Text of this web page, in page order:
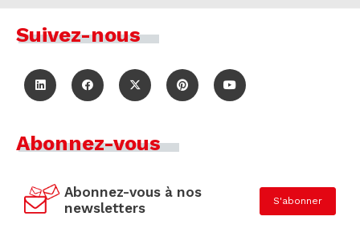
Suivez-nous
Abonnez-vous
Abonnez-vous à nos
newsletters
S'abonner